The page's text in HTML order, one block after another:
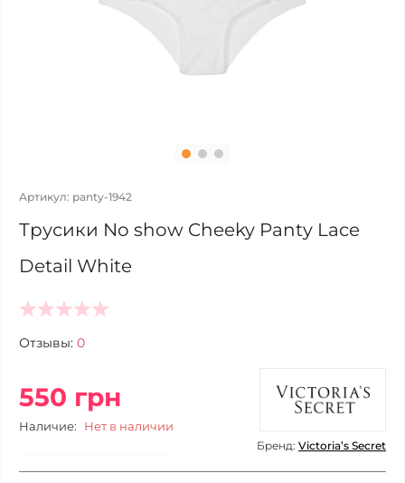
Артикул: panty-1942
Трусики No show Cheeky Panty Lace
Detail White
Отзывы: 0
550 грн
Наличие: Нет в наличии
Бренд: Victoria’s Secret